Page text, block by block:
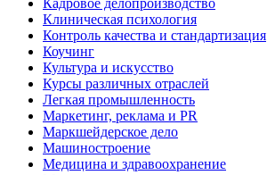
Кадровое делопроизводство
Клиническая психология
Контроль качества и стандартизация
Коучинг
Культура и искусство
Курсы различных отраслей
Легкая промышленность
Маркетинг, реклама и PR
Маркшейдерское дело
Машиностроение
Медицина и здравоохранение